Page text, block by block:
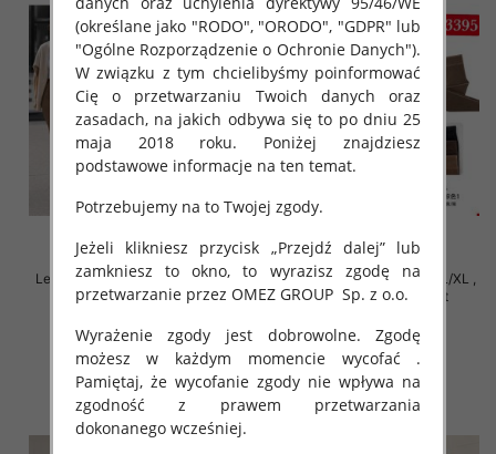
Leginsy damskie Roz S/M-L/XL ,
Mix Kolor Paczka 12 szt
20.00 zł
szczegóły
Leginsy damskie Roz S/M-L/XL ,
Mix Kolor Paczka 12 szt
20.00 zł
szczegóły
(określane jako "RODO", "ORODO", "GDPR" lub
"Ogólne Rozporządzenie o Ochronie Danych").
W związku z tym chcielibyśmy poinformować
Cię o przetwarzaniu Twoich danych oraz
zasadach, na jakich odbywa się to po dniu 25
maja 2018 roku. Poniżej znajdziesz
podstawowe informacje na ten temat.
Potrzebujemy na to Twojej zgody.
Jeżeli klikniesz przycisk „Przejdź dalej” lub
zamkniesz to okno, to wyrazisz zgodę na
przetwarzanie przez OMEZ GROUP Sp. z o.o.
Wyrażenie zgody jest dobrowolne. Zgodę
możesz w każdym momencie wycofać .
Pamiętaj, że wycofanie zgody nie wpływa na
zgodność z prawem przetwarzania
dokonanego wcześniej.